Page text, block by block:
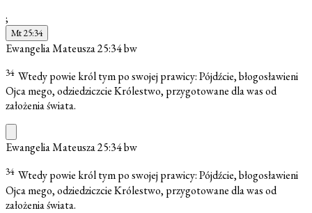
;
Mt 25:34
Ewangelia Mateusza 25:34bw
34 Wtedy powie król tym po swojej prawicy: Pójdźcie, błogosławieni
Ojca mego, odziedziczcie Królestwo, przygotowane dla was od
założenia świata.
Ewangelia Mateusza 25:34bw
34 Wtedy powie król tym po swojej prawicy: Pójdźcie, błogosławieni
Ojca mego, odziedziczcie Królestwo, przygotowane dla was od
założenia świata.